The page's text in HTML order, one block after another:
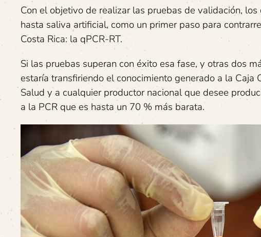
Con el objetivo de realizar las pruebas de validación,
hasta saliva artificial, como un primer paso para
Costa Rica: la qPCR-RT.
Si las pruebas superan con éxito esa fase, y otras dos
estaría transfiriendo el conocimiento generado a la Caja
Salud y a cualquier productor nacional que desee
a la PCR que es hasta un 70 % más barata.